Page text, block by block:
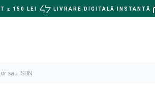
≥ 150 LEI LIVRARE DIGITALĂ INSTANTĂ